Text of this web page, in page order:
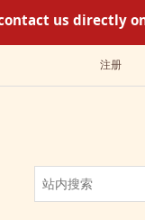
us directly
注册